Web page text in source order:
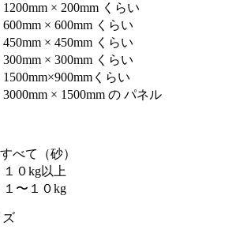
1200mm × 200mm くらい
600mm × 600mm くらい
450mm × 450mm くらい
300mm × 300mm くらい
1500mm×900mmくらい
3000mm × 1500mm の パネル
すべて（砂）
１０kg以上
１〜１０kg
ズ